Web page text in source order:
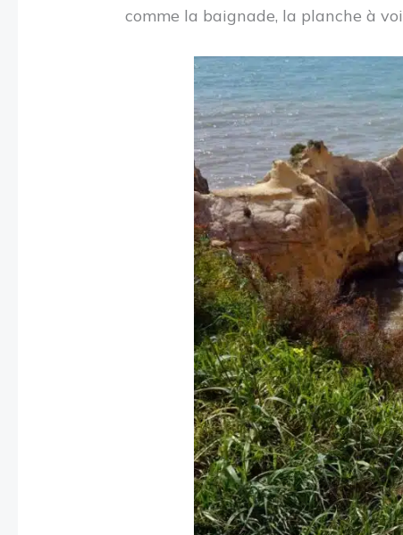
comme la baignade, la planche à